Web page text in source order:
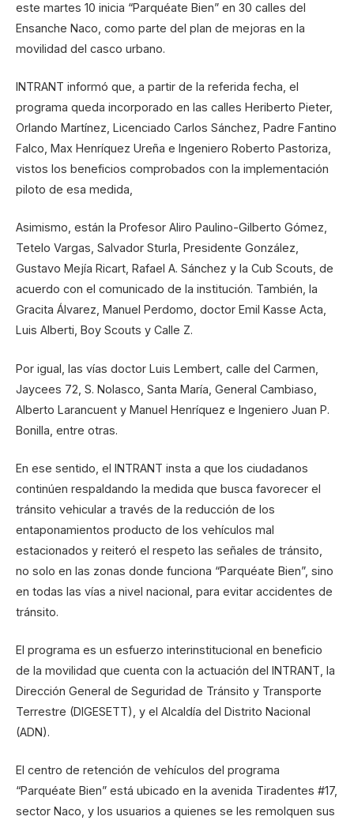
este martes 10 inicia “Parquéate Bien” en 30 calles del
Ensanche Naco, como parte del plan de mejoras en la
movilidad del casco urbano.
INTRANT informó que, a partir de la referida fecha, el
programa queda incorporado en las calles Heriberto Pieter,
Orlando Martínez, Licenciado Carlos Sánchez, Padre Fantino
Falco, Max Henríquez Ureña e Ingeniero Roberto Pastoriza,
vistos los beneficios comprobados con la implementación
piloto de esa medida,
Asimismo, están la Profesor Aliro Paulino-Gilberto Gómez,
Tetelo Vargas, Salvador Sturla, Presidente González,
Gustavo Mejía Ricart, Rafael A. Sánchez y la Cub Scouts, de
acuerdo con el comunicado de la institución. También, la
Gracita Álvarez, Manuel Perdomo, doctor Emil Kasse Acta,
Luis Alberti, Boy Scouts y Calle Z.
Por igual, las vías doctor Luis Lembert, calle del Carmen,
Jaycees 72, S. Nolasco, Santa María, General Cambiaso,
Alberto Larancuent y Manuel Henríquez e Ingeniero Juan P.
Bonilla, entre otras.
En ese sentido, el INTRANT insta a que los ciudadanos
continúen respaldando la medida que busca favorecer el
tránsito vehicular a través de la reducción de los
entaponamientos producto de los vehículos mal
estacionados y reiteró el respeto las señales de tránsito,
no solo en las zonas donde funciona “Parquéate Bien”, sino
en todas las vías a nivel nacional, para evitar accidentes de
tránsito.
El programa es un esfuerzo interinstitucional en beneficio
de la movilidad que cuenta con la actuación del INTRANT, la
Dirección General de Seguridad de Tránsito y Transporte
Terrestre (DIGESETT), y el Alcaldía del Distrito Nacional
(ADN).
El centro de retención de vehículos del programa
“Parquéate Bien” está ubicado en la avenida Tiradentes #17,
sector Naco, y los usuarios a quienes se les remolquen sus